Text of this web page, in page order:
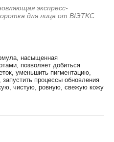
экспресс-
для лица от BIЭTKC
насыщенная
позволяет добиться
уменьшить пигментацию,
процессы обновления
чистую, ровную, свежую кожу